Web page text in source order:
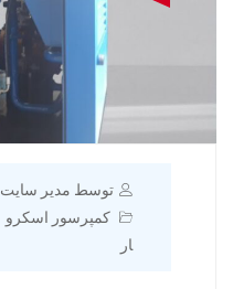
توسط مدیر سایت
کمپرسور اسکرو
ار